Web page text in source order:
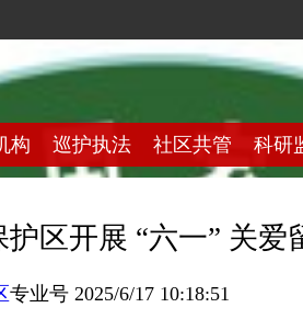
构 巡护执法 社区共管 科研
区开展 “六一” 关爱
专业号 2025/6/17 10:18:51